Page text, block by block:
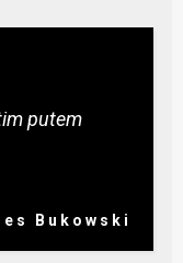
putem
Bukowski